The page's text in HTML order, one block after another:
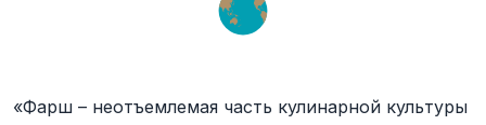
«Фарш – неотъемлемая часть кулинарной культуры